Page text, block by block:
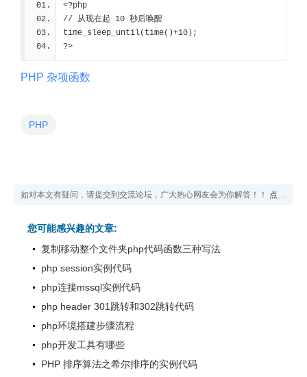
<?php
// 从现在起 10 秒后唤醒
time_sleep_until(time()+10);
?>
PHP 杂项函数
PHP
如对本文有疑问，请提交到交流论坛，广大热心网友会为你解答！！ 点击进入论坛
您可能感兴趣的文章:
复制移动整个文件夹php代码函数三种写法
php session实例代码
php连接mssql实例代码
php header 301跳转和302跳转代码
php环境搭建步骤流程
php开发工具有哪些
PHP 排序算法之希尔排序的实例代码